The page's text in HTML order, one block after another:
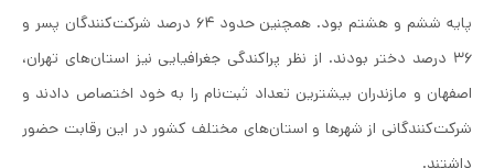
پایه ششم و هشتم بود. همچنین حدود ۶۴ درصد شرکت‌کنندگان پسر و
۳۶ درصد دختر بودند. از نظر پراکندگی جغرافیایی نیز استان‌های تهران،
اصفهان و مازندران بیشترین تعداد ثبت‌نام را به خود اختصاص دادند و
شرکت‌کنندگانی از شهرها و استان‌های مختلف کشور در این رقابت حضور
داشتند.